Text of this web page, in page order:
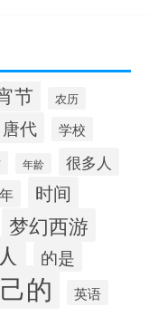
节 农历
唐代 学校
年龄 很多人
时间
梦幻西游
的是
的 英语